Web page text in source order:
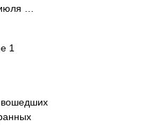
…
1
вошедших